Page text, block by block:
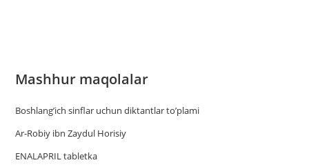
Mashhur maqolalar
Boshlang’ich sinflar uchun diktantlar to’plami
Ar-Robiy ibn Zaydul Horisiy
ENALAPRIL tabletka